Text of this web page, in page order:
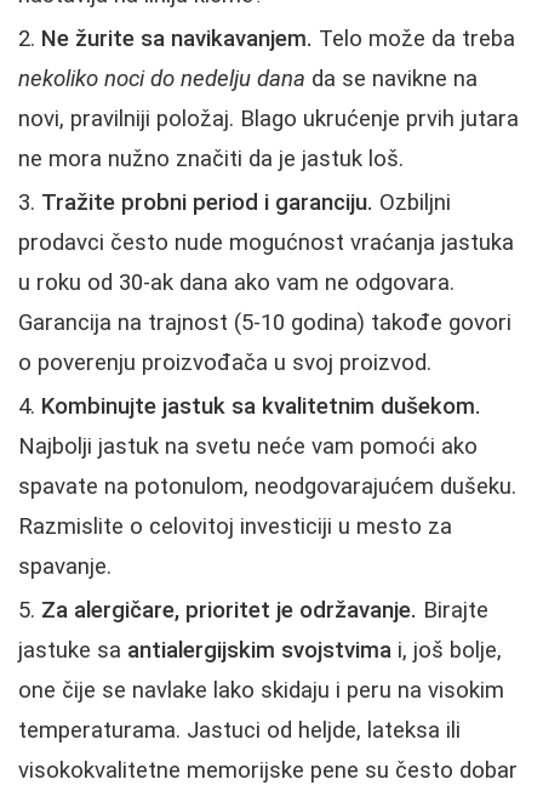
Ne žurite sa navikavanjem. Telo može da treba
nekoliko noci do nedelju dana da se navikne na
novi, pravilniji položaj. Blago ukrućenje prvih jutara
ne mora nužno značiti da je jastuk loš.
Tražite probni period i garanciju. Ozbiljni
prodavci često nude mogućnost vraćanja jastuka
u roku od 30-ak dana ako vam ne odgovara.
Garancija na trajnost (5-10 godina) takođe govori
o poverenju proizvođača u svoj proizvod.
Kombinujte jastuk sa kvalitetnim dušekom.
Najbolji jastuk na svetu neće vam pomoći ako
spavate na potonulom, neodgovarajućem dušeku.
Razmislite o celovitoj investiciji u mesto za
spavanje.
Za alergičare, prioritet je održavanje. Birajte
jastuke sa antialergijskim svojstvima i, još bolje,
one čije se navlake lako skidaju i peru na visokim
temperaturama. Jastuci od heljde, lateksa ili
visokokvalitetne memorijske pene su često dobar